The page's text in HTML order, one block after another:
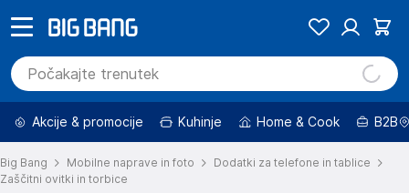
Akcije & promocije Kuhinje Home & Cook B2B
Big Bang Mobilne naprave in foto
Dodatki za telefone in tablice
Zaščitni ovitki in torbice